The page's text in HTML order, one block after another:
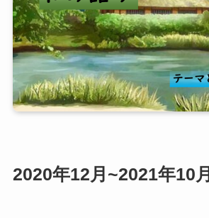
2020年12月~2021年10月